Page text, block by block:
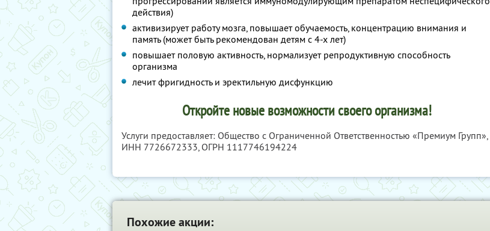
действия)
активизирует работу мозга, повышает обучаемость, концентрацию внимания и
память (может быть рекомендован детям с 4-х лет)
повышает половую активность, нормализует репродуктивную способность
организма
лечит фригидность и эректильную дисфункцию
Откройте новые возможности своего организма!
Услуги предоставляет: Общество с Ограниченной Ответственностью «Премиум Групп»,
ИНН 7726672333, ОГРН 1117746194224
Похожие акции: